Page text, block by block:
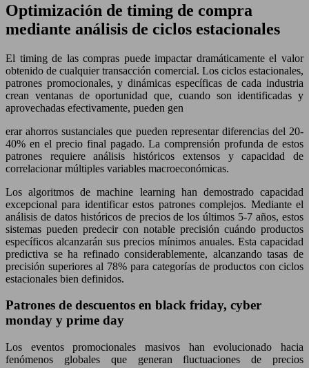
Optimización de timing de compra
mediante análisis de ciclos estacionales
El timing de las compras puede impactar dramáticamente el valor
obtenido de cualquier transacción comercial. Los ciclos estacionales,
patrones promocionales, y dinámicas específicas de cada industria
crean ventanas de oportunidad que, cuando son identificadas y
aprovechadas efectivamente, pueden gen
erar ahorros sustanciales que pueden representar diferencias del 20-
40% en el precio final pagado. La comprensión profunda de estos
patrones requiere análisis históricos extensos y capacidad de
correlacionar múltiples variables macroeconómicas.
Los algoritmos de machine learning han demostrado capacidad
excepcional para identificar estos patrones complejos. Mediante el
análisis de datos históricos de precios de los últimos 5-7 años, estos
sistemas pueden predecir con notable precisión cuándo productos
específicos alcanzarán sus precios mínimos anuales. Esta capacidad
predictiva se ha refinado considerablemente, alcanzando tasas de
precisión superiores al 78% para categorías de productos con ciclos
estacionales bien definidos.
Patrones de descuentos en black friday, cyber
monday y prime day
Los eventos promocionales masivos han evolucionado hacia
fenómenos globales que generan fluctuaciones de precios